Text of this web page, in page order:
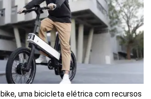
uma bicicleta elétrica com recursos